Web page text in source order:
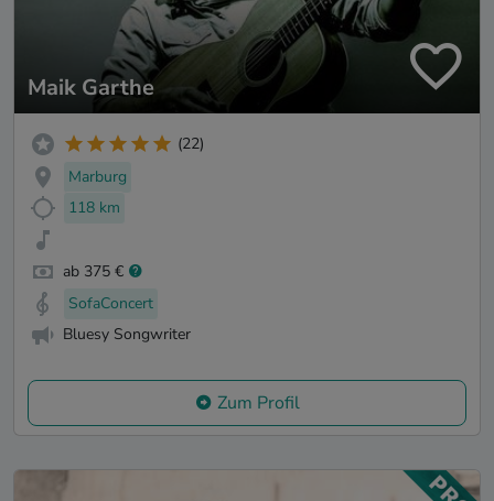
Maik Garthe
(22)
Marburg
118 km
ab 375 €
SofaConcert
Bluesy Songwriter
Zum Profil